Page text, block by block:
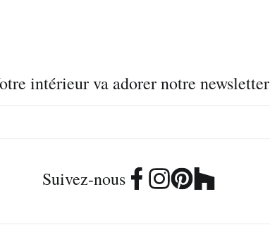
intérieur va adorer notre newsletter
Suivez-nous